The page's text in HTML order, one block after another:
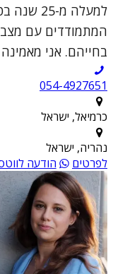
למעלה
המתמודדים עם
בחייהם. אני
054-4927651
כרמיאל, ישראל
נהריה, ישראל
לפרטים
הודעה